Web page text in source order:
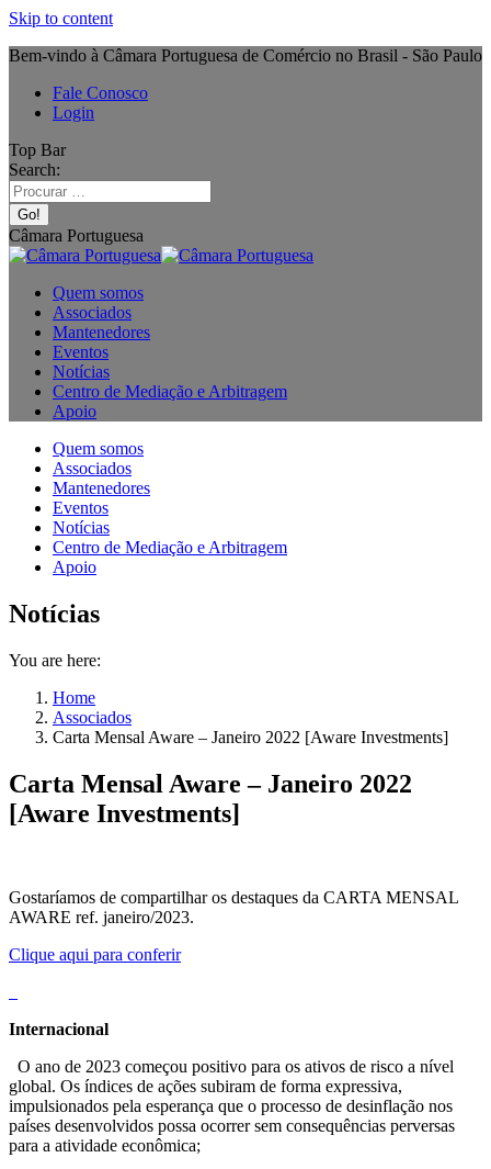
Skip to content
Bem-vindo à Câmara Portuguesa de Comércio no Brasil - São Paulo
Fale Conosco
Login
Top Bar
Search:
Câmara Portuguesa
Quem somos
Associados
Mantenedores
Eventos
Notícias
Centro de Mediação e Arbitragem
Apoio
Quem somos
Associados
Mantenedores
Eventos
Notícias
Centro de Mediação e Arbitragem
Apoio
Notícias
You are here:
Home
Associados
Carta Mensal Aware – Janeiro 2022 [Aware Investments]
Carta Mensal Aware – Janeiro 2022
[Aware Investments]
Gostaríamos de compartilhar os destaques da CARTA MENSAL
AWARE ref. janeiro/2023.
Clique aqui para conferir
Internacional
O ano de 2023 começou positivo para os ativos de risco a nível
global. Os índices de ações subiram de forma expressiva,
impulsionados pela esperança que o processo de desinflação nos
países desenvolvidos possa ocorrer sem consequências perversas
para a atividade econômica;